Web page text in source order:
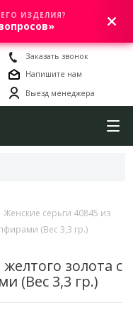
0
Заказать звонок
Напишите нам
Выезд менеджера
Женские серьги 40845 из
(Вес 3,3 гр.)
золота с
(Вес 3,3 гр.)
ИЗДЕЛИЯ?